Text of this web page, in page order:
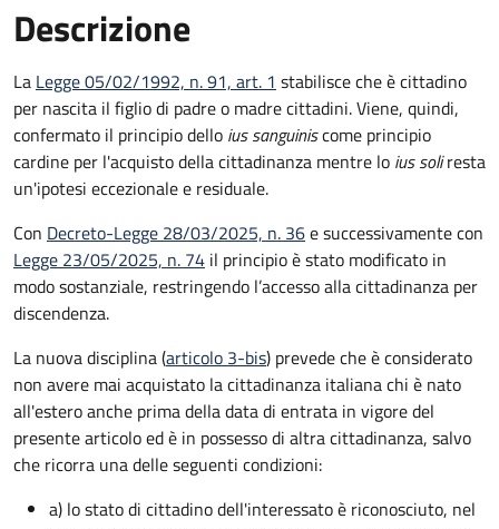
Descrizione
La Legge 05/02/1992, n. 91, art. 1 stabilisce che è cittadino
per nascita il figlio di padre o madre cittadini. Viene, quindi,
confermato il principio dello ius sanguiniscome principio
cardine per l'acquisto della cittadinanza mentre lo ius soliresta
un'ipotesi eccezionale e residuale.
Con Decreto-Legge 28/03/2025, n. 36e successivamente con
Legge 23/05/2025, n. 74 il principio è stato modificato in
modo sostanziale, restringendo l’accesso alla cittadinanza per
discendenza.
La nuova disciplina (articolo 3-bis) prevede cheèconsiderato
non avere mai acquistato la cittadinanza italiana chi è nato
all'estero anche prima della data di entrata in vigore del
presente articolo ed è in possesso di altra cittadinanza, salvo
che ricorra una delle seguenti condizioni:
a) lo stato di cittadino dell'interessato è riconosciuto, nel